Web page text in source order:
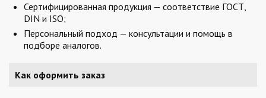
Сертифицированная продукция — соответствие ГОСТ,
DIN и ISO;
Персональный подход — консультации и помощь в
подборе аналогов.
Как оформить заказ